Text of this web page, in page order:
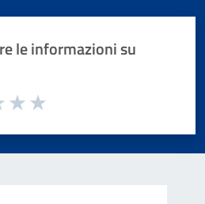
le informazioni su